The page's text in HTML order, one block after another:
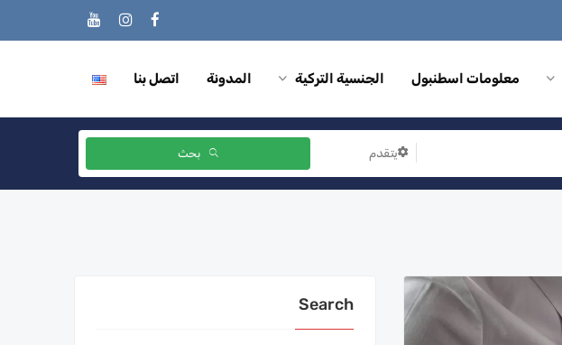
معلومات اسطنبول الجنسية التركية المدونة اتصل بنا
يتقدم بحث
Search